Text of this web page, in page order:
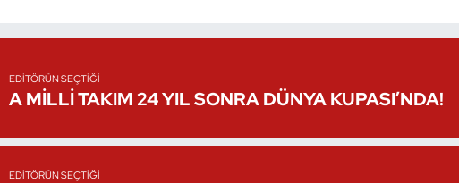
EDITÖRÜN SEÇTIĞI
A MİLLİ TAKIM 24 YIL SONRA DÜNYA KUPASI’NDA!
EDITÖRÜN SEÇTIĞI